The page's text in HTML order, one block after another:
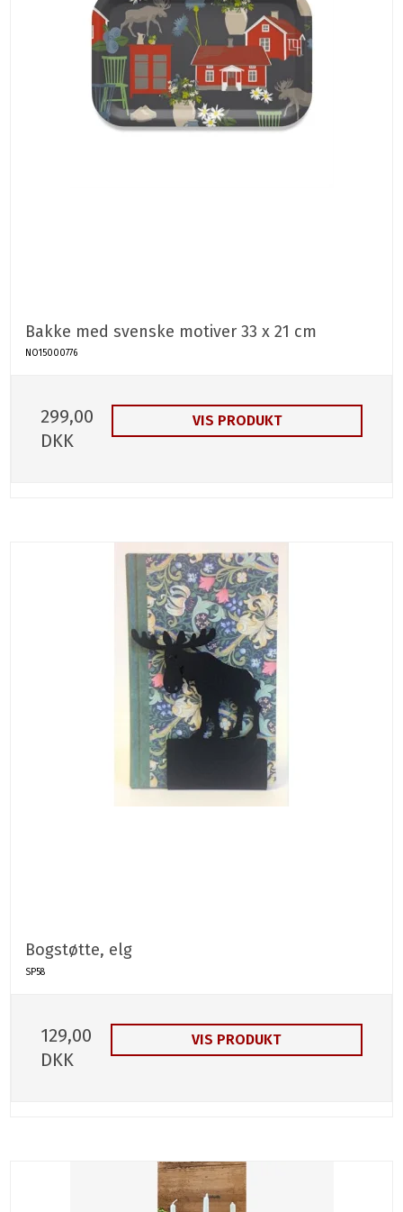
Bakke med svenske motiver 33 x 21 cm
NO15000776
299,00
DKK
VIS PRODUKT
Bogstøtte, elg
SP58
129,00
DKK
VIS PRODUKT